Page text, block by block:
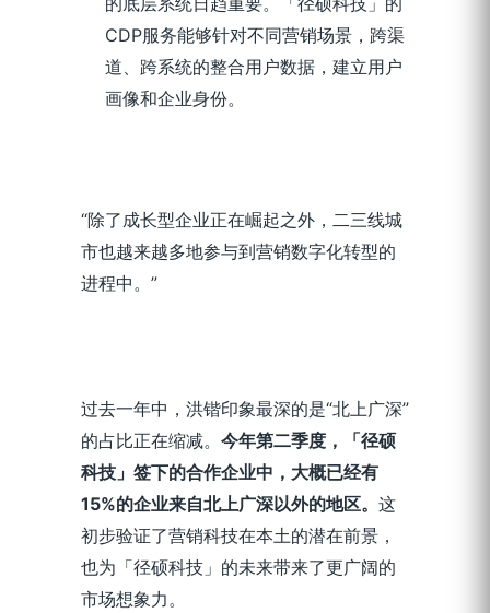
CDP服务能够针对不同营销场景，跨渠
道、跨系统的整合用户数据，建立用户
画像和企业身份。
“除了成长型企业正在崛起之外，二三线城
市也越来越多地参与到营销数字化转型的
进程中。”
过去一年中，洪锴印象最深的是“北上广深”
的占比正在缩减。 今年第二季度，「径硕
科技」签下的合作企业中，大概已经有
15%的企业来自北上广深以外的地区。 这
初步验证了营销科技在本土的潜在前景，
也为「径硕科技」的未来带来了更广阔的
市场想象力。